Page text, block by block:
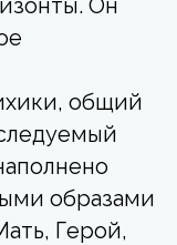
Он
общий
образами
Герой,